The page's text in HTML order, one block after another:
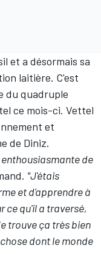
et a désormais sa
laitière. C'est
du quadruple
ce mois-ci. Vettel
et
de Diniz.
de
"J'étais
et d'apprendre à
ce qu'il a traversé,
trouve ça très bien
dont le monde